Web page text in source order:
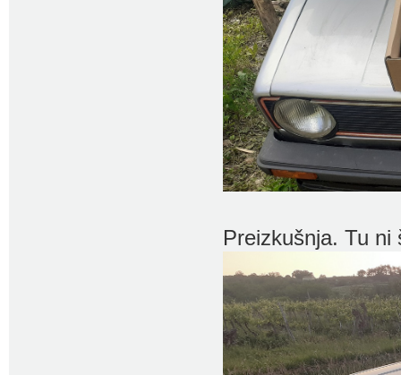
Preizkušnja. Tu